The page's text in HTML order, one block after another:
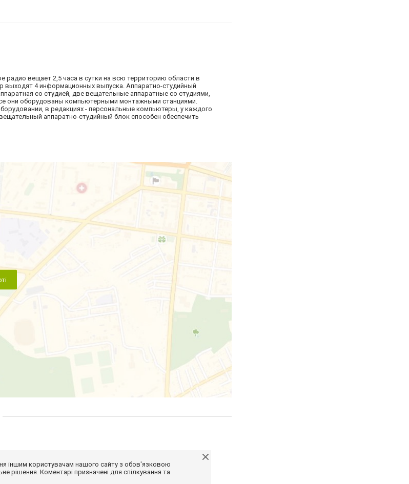
радио вещает 2,5 часа в сутки на всю территорию области в
4 информационных выпуска. Аппаратно-студийный
со студией, две вещательные аппаратные со студиями,
они оборудованы компьютерными монтажными станциями.
в редакциях - персональные компьютеры, у каждого
аппаратно-студийный блок способен обеспечить
іншим користувачам нашого сайту з обов'язковою
рішення. Коментарі призначені для спілкування та